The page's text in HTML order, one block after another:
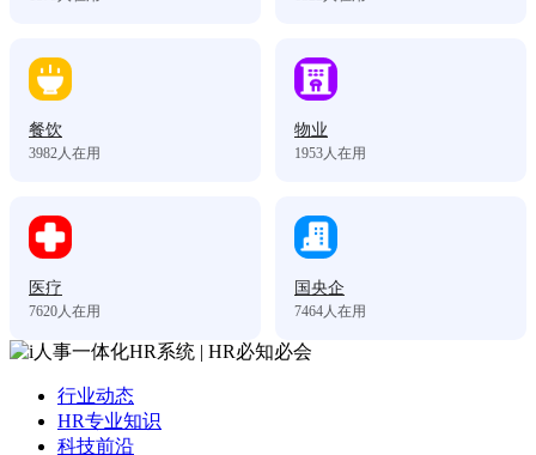
餐饮
3982人在用
物业
1953人在用
医疗
7620人在用
国央企
7464人在用
行业动态
HR专业知识
科技前沿